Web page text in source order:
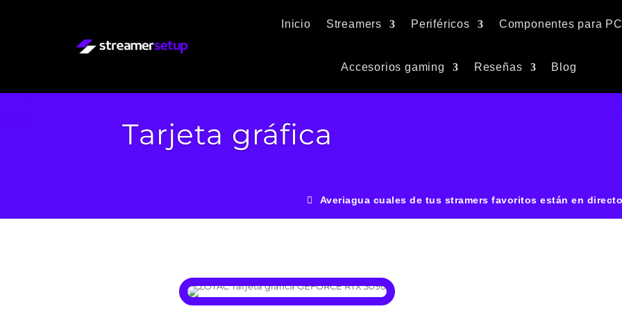
Inicio Streamers Periféricos Componentes para PC
Accesorios gaming Reseñas Blog
Tarjeta gráfica
Averiagua cuales de tus stramers favoritos están en